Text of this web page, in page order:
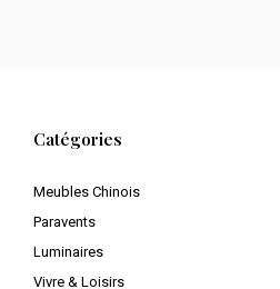
Catégories
Meubles Chinois
Paravents
Luminaires
Vivre & Loisirs